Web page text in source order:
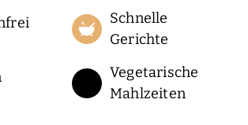
Schnelle
Gerichte
Vegetarische
Mahlzeiten